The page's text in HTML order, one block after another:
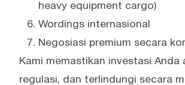
heavy equipment cargo)
Wordings internasional
Negosiasi premium secara
Kami memastikan investasi Anda
regulasi, dan terlindungi secara